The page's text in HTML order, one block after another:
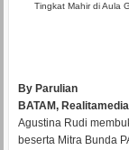
Tingkat Mahir di Aula
By Parulian
BATAM,
Agustina Rudi
beserta Mitra Bunda